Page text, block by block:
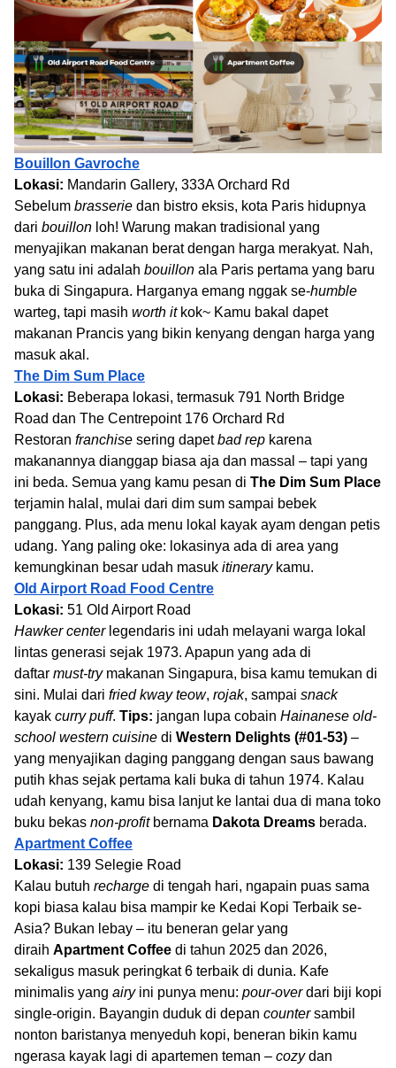
Bouillon Gavroche
Lokasi: Mandarin Gallery, 333A Orchard Rd
Sebelum brasserie dan bistro eksis, kota Paris hidupnya
dari bouillon loh! Warung makan tradisional yang
menyajikan makanan berat dengan harga merakyat. Nah,
yang satu ini adalah bouillon ala Paris pertama yang baru
buka di Singapura. Harganya emang nggak se-humble
warteg, tapi masih worth itkok~ Kamu bakal dapet
makanan Prancis yang bikin kenyang dengan harga yang
masuk akal.
The Dim Sum Place
Lokasi: Beberapa lokasi, termasuk 791 North Bridge
Road dan The Centrepoint 176 Orchard Rd
Restoran franchise sering dapetbad rep karena
makanannya dianggap biasa aja dan massal – tapi yang
ini beda. Semua yang kamu pesan di The Dim Sum Place
terjamin halal, mulai dari dim sum sampai bebek
panggang. Plus, ada menu lokal kayak ayam dengan petis
udang. Yang paling oke: lokasinya ada di area yang
kemungkinan besar udah masuk itinerarykamu.
Old Airport Road Food Centre
Lokasi: 51 Old Airport Road
Hawker centerlegendaris ini udah melayani warga lokal
lintas generasi sejak 1973. Apapun yang ada di
daftar must-trymakanan Singapura, bisa kamu temukan di
sini. Mulai dari fried kway teow, rojak, sampai snack
kayak curry puff. Tips: jangan lupa cobain Hainanese old-
school western cuisine di Western Delights (#01-53) –
yang menyajikan daging panggang dengan saus bawang
putih khas sejak pertama kali buka di tahun 1974. Kalau
udah kenyang, kamu bisa lanjut ke lantai dua di mana toko
buku bekas non-profitbernama Dakota Dreams berada.
Apartment Coffee
Lokasi: 139 Selegie Road
Kalau butuh recharge di tengah hari, ngapain puas sama
kopi biasa kalau bisa mampir ke Kedai Kopi Terbaik se-
Asia? Bukan lebay – itu beneran gelar yang
diraih Apartment Coffee di tahun 2025 dan 2026,
sekaligus masuk peringkat 6 terbaik di dunia. Kafe
minimalis yang airyini punya menu: pour-overdari biji kopi
single-origin. Bayangin duduk di depan countersambil
nonton baristanya menyeduh kopi, beneran bikin kamu
ngerasa kayak lagi di apartemen teman – cozydan